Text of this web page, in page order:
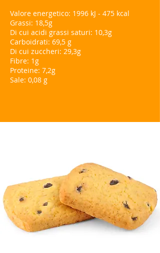
Valore energetico: 1996 kJ - 475 kcal
Grassi: 18,5g
Di cui acidi grassi saturi: 10,3g
Carboidrati: 69,5 g
Di cui zuccheri: 29,3g
Fibre: 1g
Proteine: 7,2g
Sale: 0,08 g